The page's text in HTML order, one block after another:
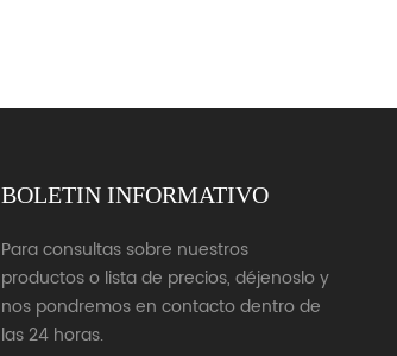
BOLETIN INFORMATIVO
Para consultas sobre nuestros
productos o lista de precios, déjenoslo y
nos pondremos en contacto dentro de
las 24 horas.